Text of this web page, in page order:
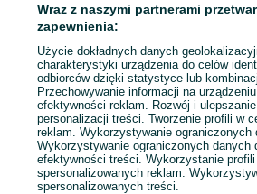
Wraz z naszymi partnerami
zapewnienia:
Użycie dokładnych danych
charakterystyki urządzenia do celów
odbiorców dzięki statystyce lub
Przechowywanie informacji na
efektywności reklam. Rozwój i
personalizacji treści. Tworzenie profili w
reklam. Wykorzystywanie ograniczonych
Wykorzystywanie ograniczonych danych
efektywności treści. Wykorzystanie
spersonalizowanych reklam.
spersonalizowanych treści.